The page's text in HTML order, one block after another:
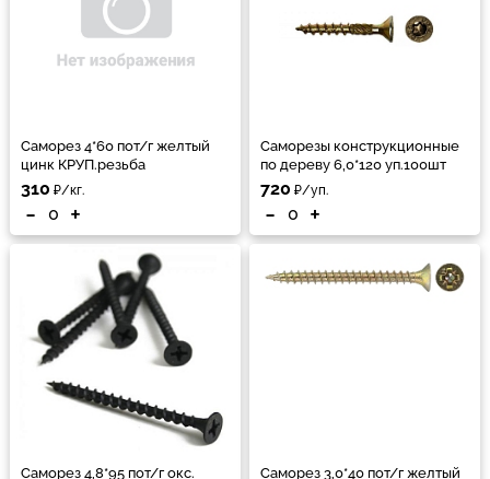
Саморез 4*60 пот/г желтый
цинк КРУП.резьба
310 ₽/кг.
- +
Саморезы конструкционные
по дереву 6,0*120 уп.100шт
720 ₽/уп.
- +
Саморез 4,8*95 пот/г окс.
Саморез 3,0*40 пот/г желтый